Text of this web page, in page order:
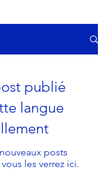
publié
langue
posts
les verrez ici.